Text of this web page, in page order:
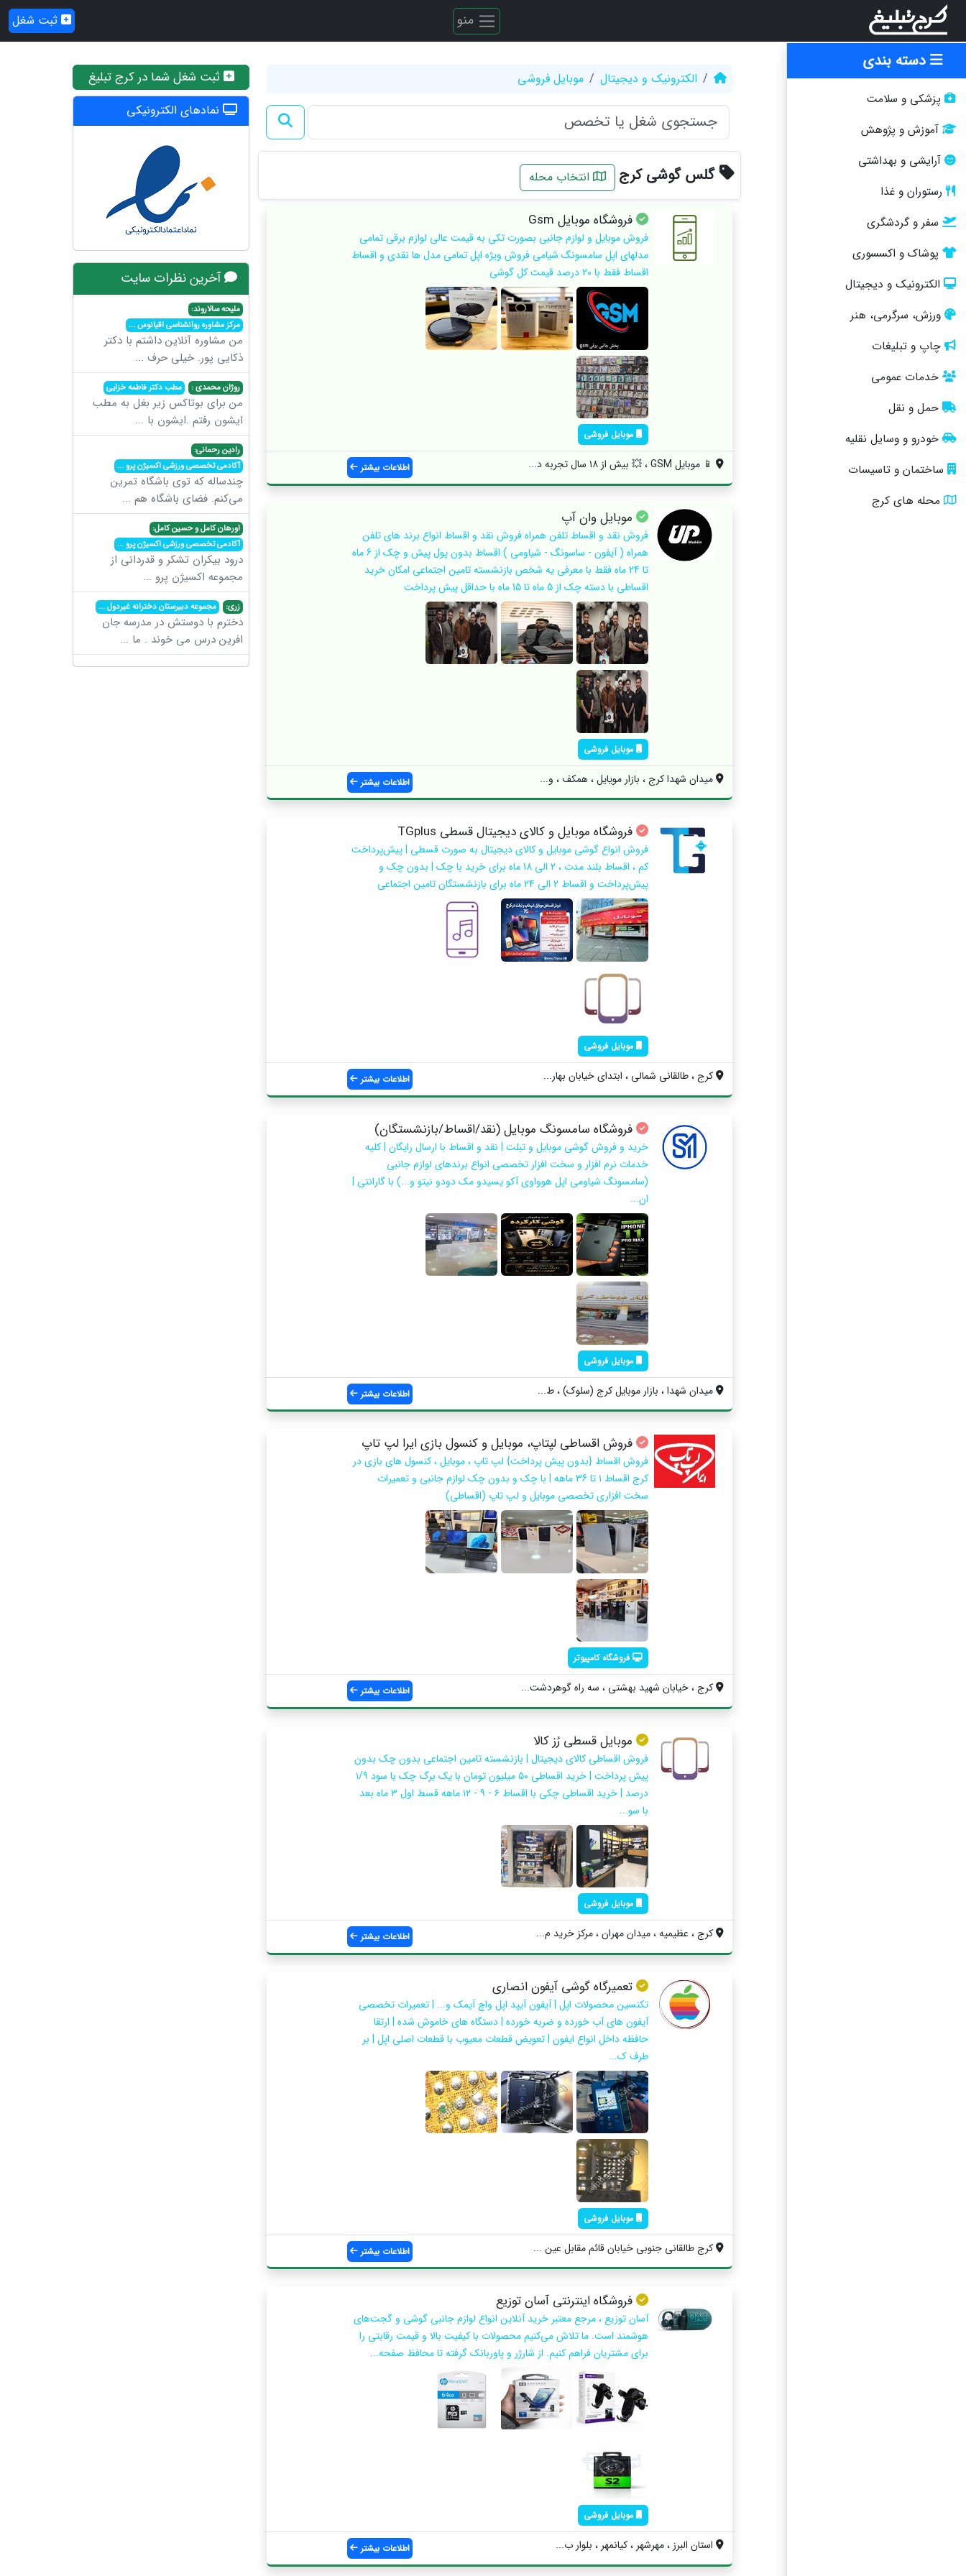
منو ثبت شغل
دسته بندی
پزشکی و سلامت
آموزش و پژوهش
آرایشی و بهداشتی
رستوران و غذا
سفر و گردشگری
پوشاک و اکسسوری
الکترونیک و دیجیتال
ورزش، سرگرمی، هنر
چاپ و تبلیغات
خدمات عمومی
حمل و نقل
خودرو و وسایل نقلیه
ساختمان و تاسیسات
محله های کرج
الکترونیک و دیجیتال موبایل فروشی
گلس گوشی کرج انتخاب محله
فروشگاه موبایل Gsm
فروش موبایل و لوازم جانبی بصورت تکی به قیمت عالی لوازم برقی تمامی
مدلهای اپل سامسونگ شیامی فروش ویژه اپل تمامی مدل ها نقدی و اقساط
اقساط فقط با ۲۰ درصد قیمت کل گوشی
موبایل فروشی
📱 موبایل GSM ، 💥 بیش از ۱۸ سال تجربه د... اطلاعات بیشتر
موبایل وان آپ
فروش نقد و اقساط تلفن همراه فروش نقد و اقساط انواع برند های تلفن
همراه ( آیفون - ساسونگ - شیاومی ) اقساط بدون پول پیش و چک از 6 ماه
تا 24 ماه فقط با معرفی یه شخص بازنشسته تامین اجتماعی امکان خرید
اقساطی با دسته چک از 5 ماه تا 15 ماه با حداقل پیش پرداخت
موبایل فروشی
میدان شهدا کرج ، بازار مویایل ، همکف ، و... اطلاعات بیشتر
فروشگاه موبایل و کالای دیجیتال قسطی TGplus
فروش انواع گوشی موبایل و کالای دیجیتال به صورت قسطی | پیش‌پرداخت
کم ، اقساط بلند مدت ، 2 الی 18 ماه برای خرید با چک | بدون چک و
پیش‌پرداخت و اقساط 2 الی 24 ماه برای بازنشستگان تامین اجتماعی
موبایل فروشی
کرج ، طالقانی شمالی ، ابتدای خیابان بهار... اطلاعات بیشتر
فروشگاه سامسونگ موبایل (نقد/اقساط/بازنشستگان)
خرید و فروش گوشی موبایل و تبلت | نقد و اقساط با ارسال رایگان | کلیه
خدمات نرم افزار و سخت افزار تخصصی انواع برندهای لوازم جانبی
(سامسونگ شیاومی اپل هوواوی آکو یسیدو مک دودو نیتو و...) با گارانتی |
ان...
موبایل فروشی
میدان شهدا ، بازار موبایل کرج (سلوک) ، ط... اطلاعات بیشتر
فروش اقساطی لپتاپ، موبایل و کنسول بازی ایرا لپ تاپ
فروش اقساط {بدون پیش پرداخت} لپ تاپ ، موبایل ، کنسول های بازی در
کرج اقساط ۱ تا 36 ماهه | با چک و بدون چک لوازم جانبی و تعمیرات
سخت افزاری تخصصی موبایل و لپ تاپ (اقساطی)
فروشگاه کامپیوتر
کرج ، خيابان شهيد بهشتي ، سه راه گوهردشت... اطلاعات بیشتر
موبایل قسطی رُز کالا
فروش اقساطی کالای دیجیتال | بازنشسته تامین اجتماعی بدون چک بدون
پیش پرداخت | خرید اقساطی ۵۰ میلیون تومان با یک برگ چک با سود ۱/۹
درصد | خرید اقساطی چکی با اقساط ۶ - ۹ - ۱۲ ماهه قسط اول ۳ ماه بعد
با سو...
موبایل فروشی
کرج ، عظیمیه ، میدان مهران ، مرکز خرید م... اطلاعات بیشتر
تعمیرگاه گوشی آیفون انصاری
تکنسین محصولات اپل | آیفون آیپد اپل واچ آیمک و... | تعمیرات تخصصی
آیفون های آب خورده و ضربه خورده | دستگاه های خاموش شده | ارتقا
حافظه داخل انواع ایفون | تعویض قطعات معیوب با قطعات اصلی اپل | بر
طرف ک...
موبایل فروشی
کرج طالقانی جنوبی خیابان قائم مقابل عین ... اطلاعات بیشتر
فروشگاه اینترنتی آسان توزیع
آسان توزیع ، مرجع معتبر خرید آنلاین انواع لوازم جانبی گوشی و گجت‌های
هوشمند است. ما تلاش می‌کنیم محصولات با کیفیت بالا و قیمت رقابتی را
برای مشتریان فراهم کنیم. از شارژر و پاوربانک گرفته تا محافظ صفحه...
موبایل فروشی
استان البرز ، مهرشهر ، کیانمهر ، بلوار ب... اطلاعات بیشتر
ثبت شغل شما در کرج تبلیغ
نمادهای الکترونیکی
آخرین نظرات سایت
ملیحه سالاروند:
مرکز مشاوره روانشناسی اقیانوس...
من مشاوره آنلاین داشتم با دکتر
ذکایی پور. خیلی حرف ...
روژان محمدی : مطب دکتر فاطمه خزایی
من برای بوتاکس زیر بغل به مطب
ایشون رفتم .ایشون با ...
رادین رحمانی:
آکادمی تخصصی ورزشی اکسیژن پرو...
چندساله که توی باشگاه تمرین
می‌کنم. فضای باشگاه هم ...
اورهان کامل و حسین کامل:
آکادمی تخصصی ورزشی اکسیژن پرو...
درود بیکران تشکر و قدردانی از
مجموعه اکسیژن پرو ...
زری: مجموعه دبیرستان دخترانه غیردول...
دخترم با دوستش در مدرسه جان
افرین درس می خوند . ما ...